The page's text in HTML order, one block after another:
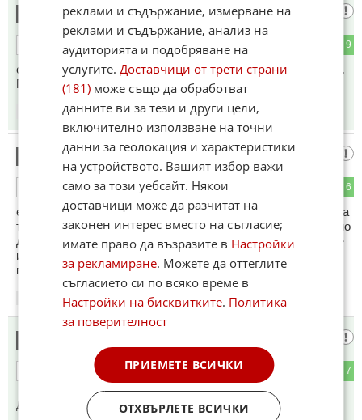
Това е мръсна война
9
с която се опитват да накарат света да свикне и да мълчи.
Подготовка за голяма мръсна война.
31.05.2026
Достатъчно
6
ОТГОВОР
е да пътуваш по пътя на наркотика и вече си заподозрян за
трафик на наркотици, т.е. вече си мъртъв - не е необходимо
друго доказателство. А като си на дъното вече може да се
изфабрикува всякакво доказателство - иди долазвай
противното
31.05.2026
7
До коментар #8 от "авантгард":
реклами и съдържание, измерване на
реклами и съдържание, анализ на
аудиторията и подобряване на
услугите.Доставчици от трети страни
(181) може също да обработват
данните ви за тези и други цели,
включително използване на точни
данни за геолокация и характеристики
на устройството. Вашият избор важи
само за този уебсайт. Някои
доставчици може да разчитат на
законен интерес вместо на съгласие;
имате право да възразите в Настройки
за рекламиране. Можете да оттеглите
съгласието си по всяко време в
Настройки на бисквитките. Политика
за поверителност
ПРИЕМЕТЕ ВСИЧКИ
ОТХВЪРЛЕТЕ ВСИЧКИ